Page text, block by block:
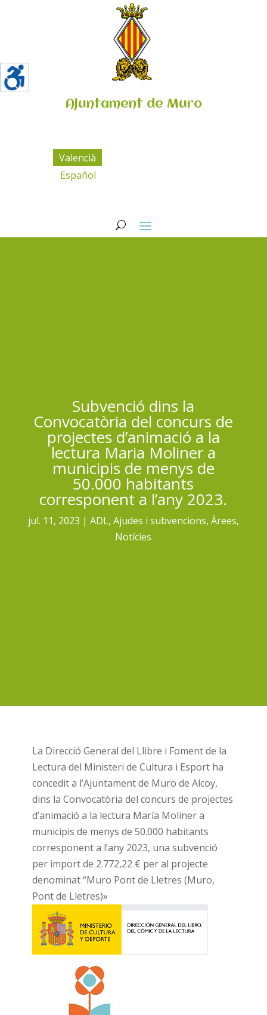
Ajuntament de Muro
Valencià
Español
Subvenció dins la
Convocatòria del concurs de
projectes d’animació a la
lectura Maria Moliner a
municipis de menys de
50.000 habitants
corresponent a l’any 2023.
jul. 11, 2023 ADL, Ajudes i subvencions, Àrees,
Notícies
La Direcció General del Llibre i Foment de la
Lectura del Ministeri de Cultura i Esport ha
concedit a l’Ajuntament de Muro de Alcoy,
dins la Convocatòria del concurs de projectes
d’animació a la lectura María Moliner a
municipis de menys de 50.000 habitants
corresponent a l’any 2023, una subvenció
per import de 2.772,22 € per al projecte
denominat “Muro Pont de Lletres (Muro,
Pont de Lletres)»